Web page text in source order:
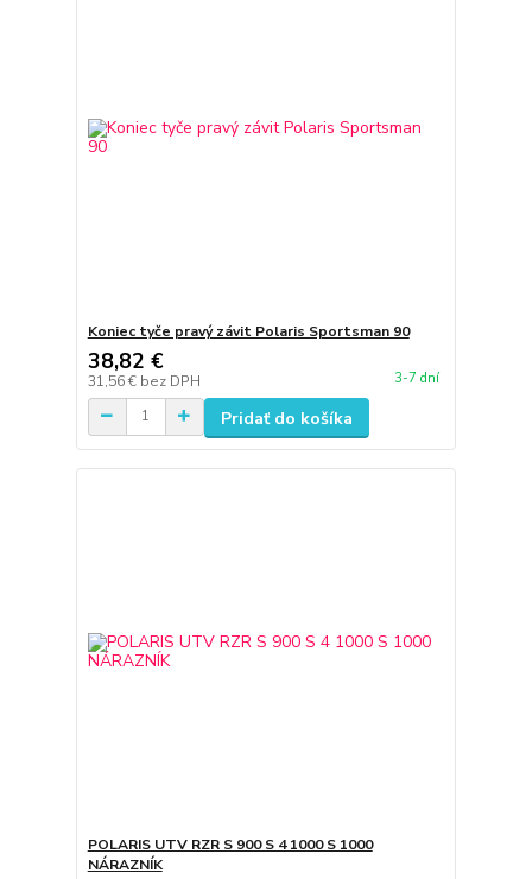
Koniec tyče pravý závit Polaris Sportsman 90
38,82 €
31,56 € bez DPH 3-7 dní
Pridať do košíka
POLARIS UTV RZR S 900 S 4 1000 S 1000
NÁRAZNÍK